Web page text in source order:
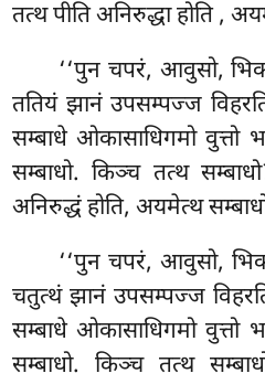
तत्थ पीति अनिरुद्धा होति,
‘‘पुन चपरं, आवुसो,
ततियं झानं उपसम्पज्ज
सम्बाधे ओकासाधिगमो वुत्तो
सम्बाधो. किञ्च तत्थ
अनिरुद्धं होति, अयमेत्थ
‘‘पुन चपरं, आवुसो,
चतुत्थं झानं उपसम्पज्ज
सम्बाधे ओकासाधिगमो वुत्तो
सम्बाधो. किञ्च तत्थ